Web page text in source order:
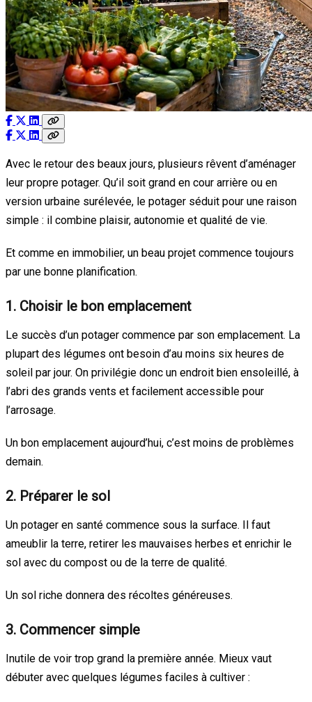
Avec le retour des beaux jours, plusieurs rêvent d’aménager
leur propre potager. Qu’il soit grand en cour arrière ou en
version urbaine surélevée, le potager séduit pour une raison
simple : il combine plaisir, autonomie et qualité de vie.
Et comme en immobilier, un beau projet commence toujours
par une bonne planification.
1. Choisir le bon emplacement
Le succès d’un potager commence par son emplacement. La
plupart des légumes ont besoin d’au moins six heures de
soleil par jour. On privilégie donc un endroit bien ensoleillé, à
l’abri des grands vents et facilement accessible pour
l’arrosage.
Un bon emplacement aujourd’hui, c’est moins de problèmes
demain.
2. Préparer le sol
Un potager en santé commence sous la surface. Il faut
ameublir la terre, retirer les mauvaises herbes et enrichir le
sol avec du compost ou de la terre de qualité.
Un sol riche donnera des récoltes généreuses.
3. Commencer simple
Inutile de voir trop grand la première année. Mieux vaut
débuter avec quelques légumes faciles à cultiver :